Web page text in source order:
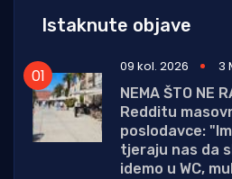
Istaknute objave
09 kol. 2026
3
NEMA ŠTO NE
Redditu
poslodavce:
tjeraju nas da
idemo u WC,